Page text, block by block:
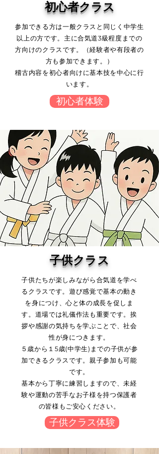
初心者クラス
参加できる方は一般クラスと同じく中学生
以上の方です。主に合気道3級程度までの
方向けのクラスです。（経験者や有段者の
方も参加できます。）
稽古内容を初心者向けに基本技を中心に行
います。
初心者体験
子供クラス
子供たちが楽しみながら合気道を学べ
るクラスです。遊び感覚で基本の動き
を身につけ、心と体の成長を促しま
す。道場では礼儀作法も重要です。挨
拶や感謝の気持ちを学ぶことで、社会
性が身につきます。
５歳から１5歳(中学生)までの子供が参
加できるクラスです。親子参加も可能
です。
基本から丁寧に練習しますので、未経
験や運動の苦手なお子様を持つ保護者
の皆様もご安心ください。
子供クラス体験